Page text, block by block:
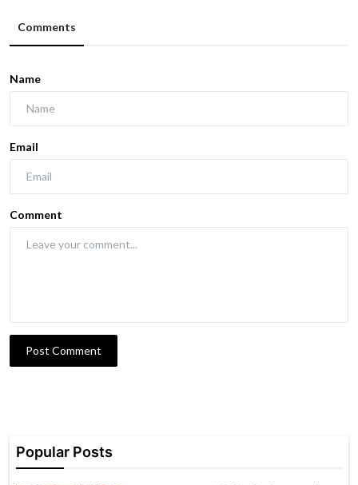
Comments
Name
Email
Comment
Post Comment
Popular Posts